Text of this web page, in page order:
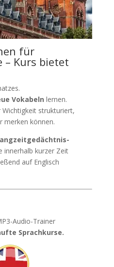
für
– Kurs bietet
Vokabeln lernen.
strukturiert,
merken können.
innerhalb kurzer Zeit
auf Englisch
Audio-Trainer
Sprachkurse.